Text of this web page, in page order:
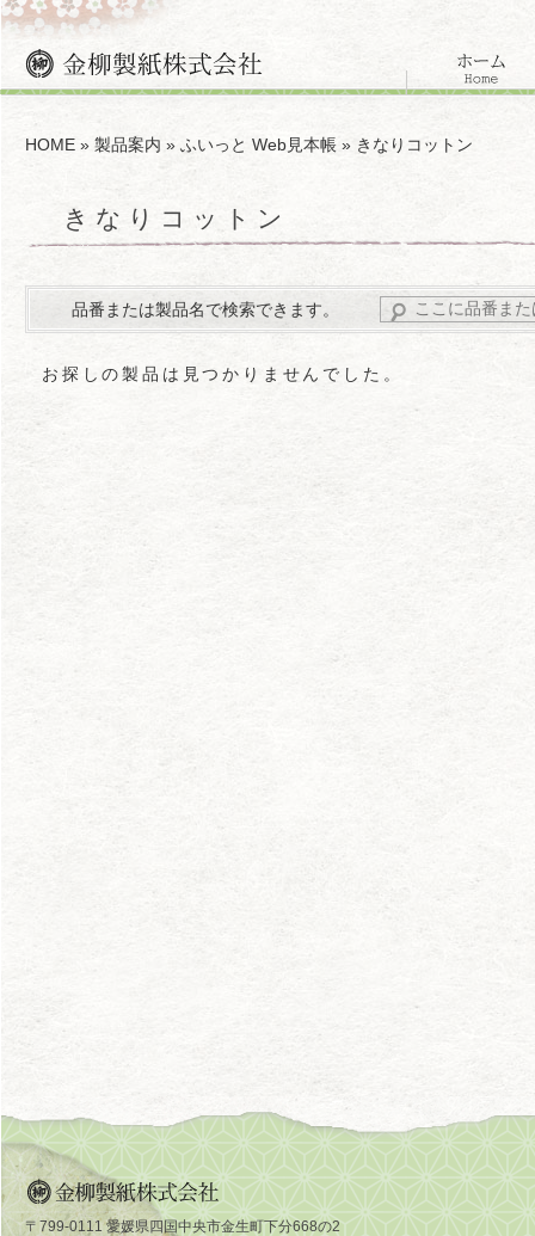
HOME » 製品案内 » ふいっと Web見本帳 » きなりコットン
きなりコットン
品番または製品名で検索できます。
お探しの製品は見つかりませんでした。
〒799-0111 愛媛県四国中央市金生町下分668の2